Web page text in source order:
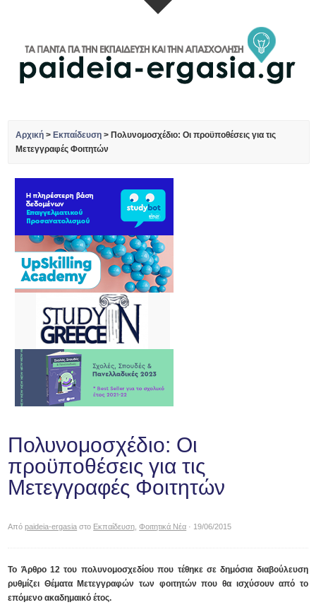
Αρχική > Εκπαίδευση > Πολυνομοσχέδιο: Οι προϋποθέσεις για τις
Μετεγγραφές Φοιτητών
Πολυνομοσχέδιο: Οι
προϋποθέσεις για τις
Μετεγγραφές Φοιτητών
Απόpaideia-ergasia στο Εκπαίδευση ,Φοιτητικά Νέα · 19/06/2015
Το Άρθρο 12 του πολυνομοσχεδίου που τέθηκε σε δημόσια διαβούλευση
ρυθμίζει Θέματα Μετεγγραφών των φοιτητών που θα ισχύσουν από το
επόμενο ακαδημαικό έτος.